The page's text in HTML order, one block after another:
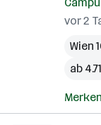
vor 2
Wien
ab
Merken